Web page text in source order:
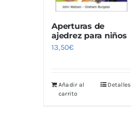
Aperturas de
ajedrez para niños
13,50€
Añadir al
carrito
Detalles